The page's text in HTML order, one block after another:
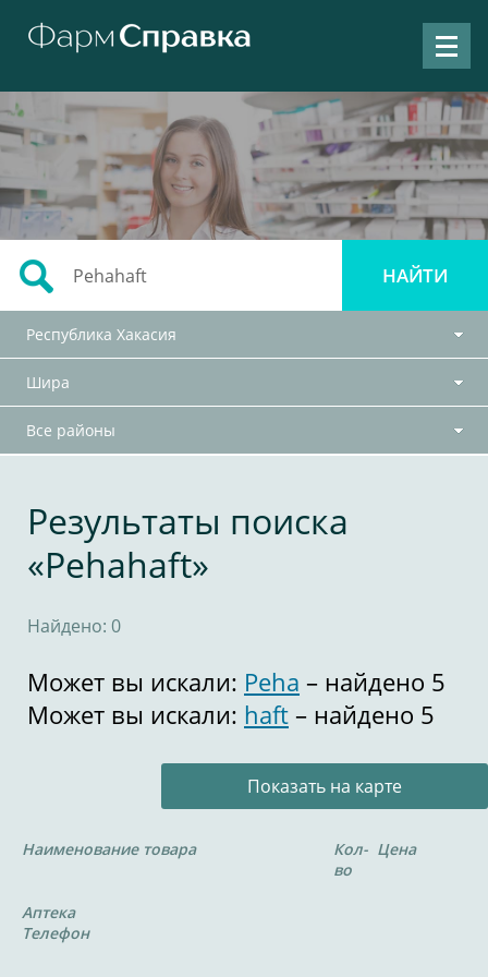
Республика Хакасия
Шира
Все районы
Результаты поиска
«Pehahaft»
Найдено: 0
Может вы искали: Peha – найдено 5
Может вы искали: haft – найдено 5
Показать на карте
Наименование товара
Кол-
во
Цена
Аптека
Телефон